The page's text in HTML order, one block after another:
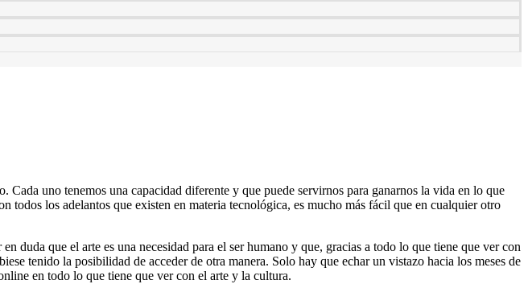
uno tenemos una capacidad diferente y que puede servirnos para ganarnos la vida en lo que
todos los adelantos que existen en materia tecnológica, es mucho más fácil que en cualquier otro
duda que el arte es una necesidad para el ser humano y que, gracias a todo lo que tiene que ver con
tenido la posibilidad de acceder de otra manera. Solo hay que echar un vistazo hacia los meses de
en todo lo que tiene que ver con el arte y la cultura.